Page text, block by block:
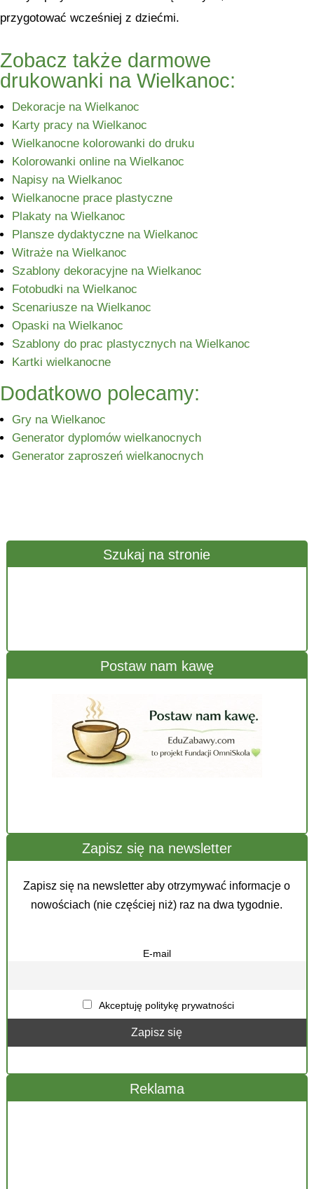
Szukaj na stronie
Postaw nam kawę
Zapisz się na newsletter
Zapisz się na newsletter aby otrzymywać informacje o
nowościach (nie częściej niż) raz na dwa tygodnie.
E-mail
Akceptuję politykę prywatności
Reklama
przygotować wcześniej z dziećmi.
Zobacz także darmowe
drukowanki na Wielkanoc:
Dekoracje na Wielkanoc
Karty pracy na Wielkanoc
Wielkanocne kolorowanki do druku
Kolorowanki online na Wielkanoc
Napisy na Wielkanoc
Wielkanocne prace plastyczne
Plakaty na Wielkanoc
Plansze dydaktyczne na Wielkanoc
Witraże na Wielkanoc
Szablony dekoracyjne na Wielkanoc
Fotobudki na Wielkanoc
Scenariusze na Wielkanoc
Opaski na Wielkanoc
Szablony do prac plastycznych na Wielkanoc
Kartki wielkanocne
Dodatkowo polecamy:
Gry na Wielkanoc
Generator dyplomów wielkanocnych
Generator zaproszeń wielkanocnych